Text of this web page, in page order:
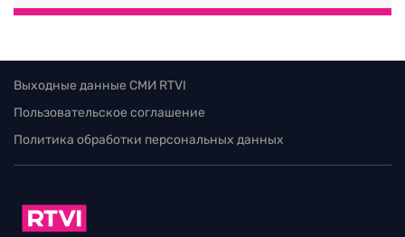
Выходные данные СМИ RTVI
Пользовательское соглашение
Политика обработки персональных данных